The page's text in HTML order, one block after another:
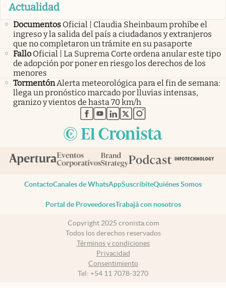
Actualidad
Documentos Oficial | Claudia Sheinbaum prohíbe el
ingreso y la salida del país a ciudadanos y extranjeros
que no completaron un trámite en su pasaporte
Fallo Oficial | La Suprema Corte ordena anular este tipo
de adopción por poner en riesgo los derechos de los
menores
TormentónAlerta meteorológica para el fin de semana:
llega un pronóstico marcado por lluvias intensas,
granizo y vientos de hasta 70 km/h
abre en nueva pestaña
abre en nueva pestaña
abre en nueva pestaña
abre en nueva pestaña
abre en nueva pestaña
ContactoCanales de WhatsAppSuscribiteQuiénes Somos
Portal de ProveedoresTrabajá con nosotros
Copyright 2025 cronista.com
Todos los derechos reservados
Términos y condiciones
Privacidad
Consentimiento
Tel: +54 11 7078-3270